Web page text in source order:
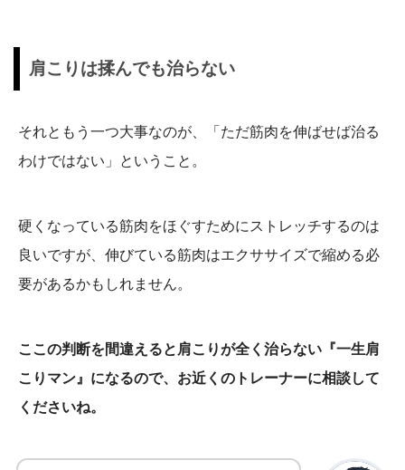
肩こりは揉んでも治らない
それともう一つ大事なのが、「ただ筋肉を伸ばせば治る
わけではない」ということ。
硬くなっている筋肉をほぐすためにストレッチするのは
良いですが、伸びている筋肉はエクササイズで縮める必
要があるかもしれません。
ここの判断を間違えると肩こりが全く治らない『一生肩
こりマン』になるので、お近くのトレーナーに相談して
くださいね。